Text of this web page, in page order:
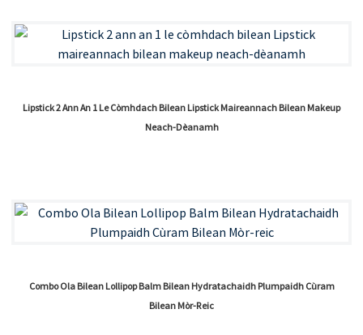
Lipstick 2 Ann An 1 Le Còmhdach Bilean Lipstick Maireannach Bilean Makeup
Neach-Dèanamh
Combo Ola Bilean Lollipop Balm Bilean Hydratachaidh Plumpaidh Cùram
Bilean Mòr-Reic